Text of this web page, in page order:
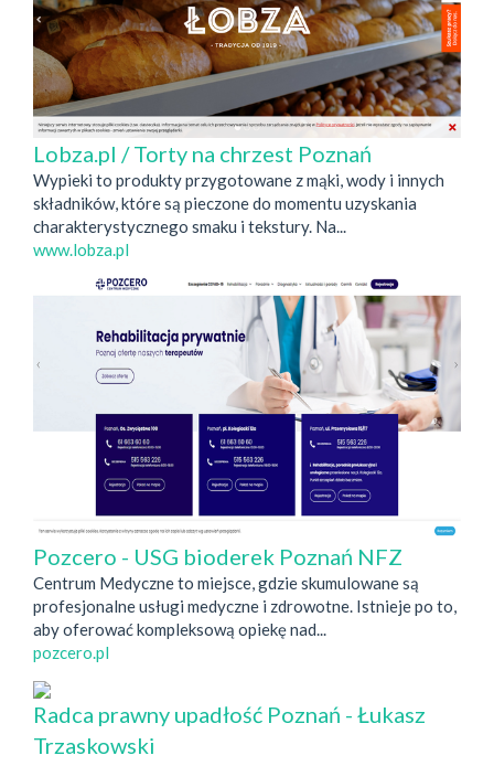
Lobza.pl / Torty na chrzest Poznań
Wypieki to produkty przygotowane z mąki, wody i innych
składników, które są pieczone do momentu uzyskania
charakterystycznego smaku i tekstury. Na...
www.lobza.pl
Pozcero - USG bioderek Poznań NFZ
Centrum Medyczne to miejsce, gdzie skumulowane są
profesjonalne usługi medyczne i zdrowotne. Istnieje po to,
aby oferować kompleksową opiekę nad...
pozcero.pl
Radca prawny upadłość Poznań - Łukasz
Trzaskowski